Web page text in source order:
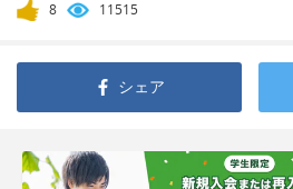
8 11515
シェア